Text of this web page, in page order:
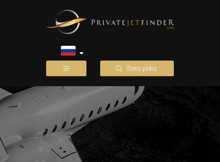
Поиск рейса